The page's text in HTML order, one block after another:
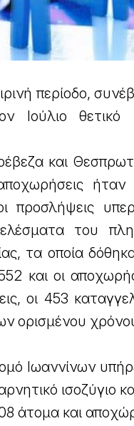
περίοδο,
Ιούλιο θετικό
και
ήταν
προσλήψεις
του
τα οποία
και οι
οι 453
ορισμένου
Ιωαννίνων
ισοζύγιο
άτομα και